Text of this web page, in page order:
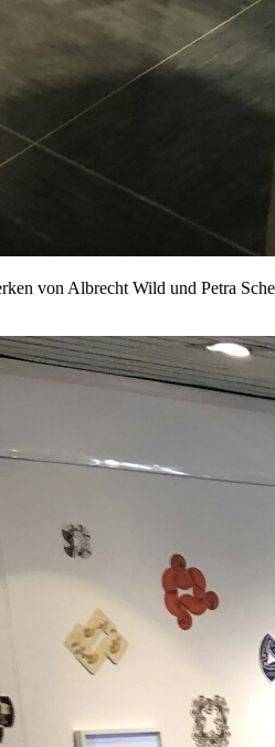
von Albrecht Wild und Petra